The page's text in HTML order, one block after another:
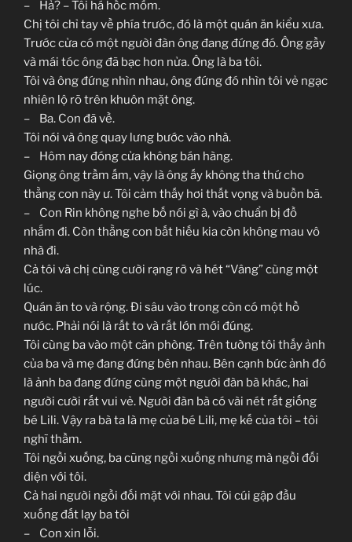
– Hả? – Tôi há hốc mồm.
Chị tôi chỉ tay về phía trước, đó là một quán ăn kiểu xưa.
Trước cửa có một người đàn ông đang đứng đó. Ông gầy
và mái tóc ông đã bạc hơn nửa. Ông là ba tôi.
Tôi và ông đứng nhìn nhau, ông đứng đó nhìn tôi vẻ ngạc
nhiên lộ rõ trên khuôn mặt ông.
– Ba. Con đã về.
Tôi nói và ông quay lưng bước vào nhà.
– Hôm nay đóng cửa không bán hàng.
Giọng ông trầm ấm, vậy là ông ấy không tha thứ cho
thằng con này ư. Tôi cảm thấy hơi thất vọng và buồn bã.
– Con Rin không nghe bố nói gì à, vào chuẩn bị đồ
nhắm đi. Còn thằng con bất hiếu kia còn không mau vô
nhà đi.
Cả tôi và chị cùng cười rạng rỡ và hét “Vâng” cùng một
lúc.
Quán ăn to và rộng. Đi sâu vào trong còn có một hồ
nước. Phải nói là rất to và rất lớn mới đúng.
Tôi cùng ba vào một căn phòng. Trên tường tôi thấy ảnh
của ba và mẹ đang đứng bên nhau. Bên cạnh bức ảnh đó
là ảnh ba đang đứng cùng một người đàn bà khác, hai
người cười rất vui vẻ. Người đàn bà có vài nét rất giống
bé Lili. Vậy ra bà ta là mẹ của bé Lili, mẹ kế của tôi – tôi
nghĩ thầm.
Tôi ngồi xuống, ba cũng ngồi xuống nhưng mà ngồi đối
diện với tôi.
Cả hai người ngồi đối mặt với nhau. Tôi cúi gập đầu
xuống đất lạy ba tôi
– Con xin lỗi.